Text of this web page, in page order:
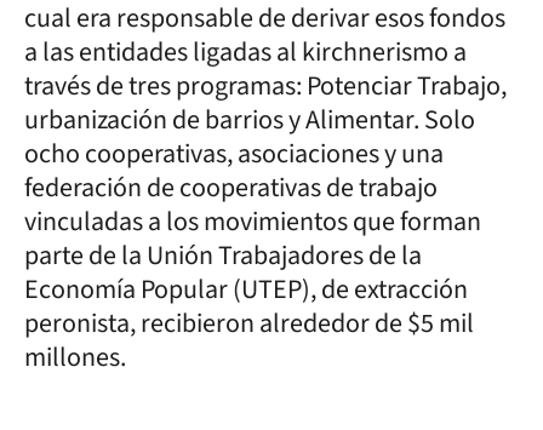
cual era responsable de derivar esos fondos
a las entidades ligadas al kirchnerismo a
través de tres programas: Potenciar Trabajo,
urbanización de barrios y Alimentar. Solo
ocho cooperativas, asociaciones y una
federación de cooperativas de trabajo
vinculadas a los movimientos que forman
parte de la Unión Trabajadores de la
Economía Popular (UTEP), de extracción
peronista, recibieron alrededor de $5 mil
millones.